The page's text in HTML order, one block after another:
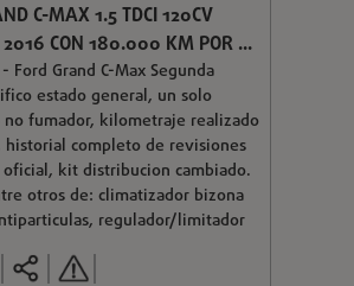
C-MAX 1.5 TDCI 120CV
2016 CON 180.000 KM POR ...
Ford Grand C-Max Segunda
estado general, un solo
fumador, kilometraje realizado
historial completo de revisiones
kit distribucion cambiado.
otros de: climatizador bizona
regulador/limitador